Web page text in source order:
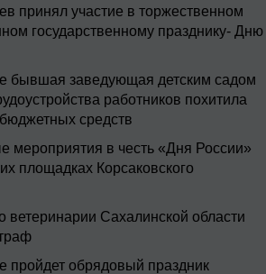
принял участие в торжественном
государственному празднику- Дню
бывшая заведующая детским садом
работников похитила
средств
мероприятия в честь «Дня России»
площадках Корсаковского
ветеринарии Сахалинской области
пройдет обрядовый праздник